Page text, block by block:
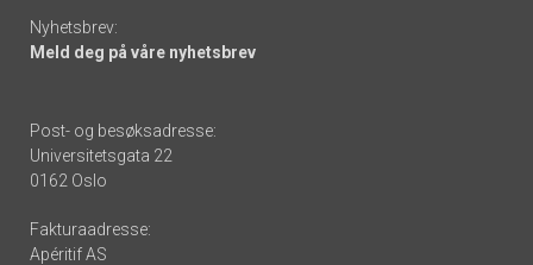
Nyhetsbrev:
Meld deg på våre nyhetsbrev
Post- og besøksadresse:
Universitetsgata 22
0162 Oslo
Fakturaadresse:
Apéritif AS